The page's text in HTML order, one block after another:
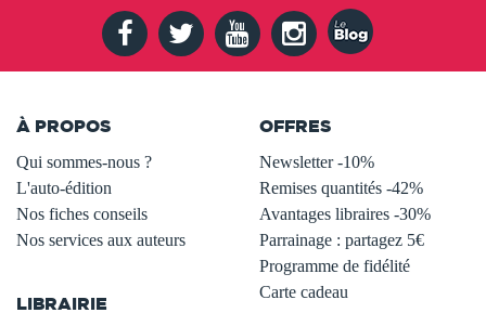
À PROPOS
Qui sommes-nous ?
L'auto-édition
Nos fiches conseils
Nos services aux auteurs
LIBRAIRIE
OFFRES
Newsletter -10%
Remises quantités -42%
Avantages libraires -30%
Parrainage : partagez 5€
Programme de fidélité
Carte cadeau